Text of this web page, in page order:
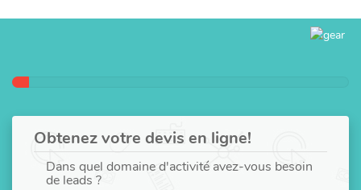
Obtenez votre devis en ligne!
Dans quel domaine d'activité avez-vous besoin
de leads ?